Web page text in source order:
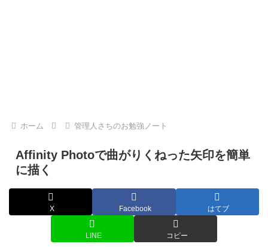
ホーム 管理人さちのお勉強ノート
Affinity Photoで曲がりくねった矢印を簡単
に描く
X Facebook はてブ
LINE コピー